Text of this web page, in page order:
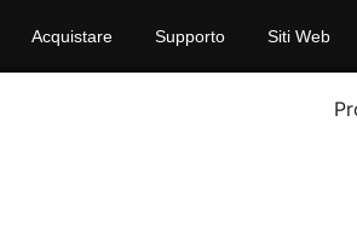
Acquistare Supporto Siti Web